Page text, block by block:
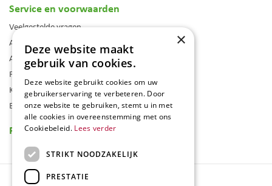
Service en voorwaarden
Veelgestelde vragen
Algemene voorwaarden
Assortiment
Folder
Klantenkaart
Blog
Reviews
×
Deze website maakt
gebruik van cookies.
Deze website gebruikt cookies om uw
gebruikerservaring te verbeteren. Door
onze website te gebruiken, stemt u in met
alle cookies in overeenstemming met ons
Cookiebeleid. Lees verder
STRIKT NOODZAKELIJK
PRESTATIE